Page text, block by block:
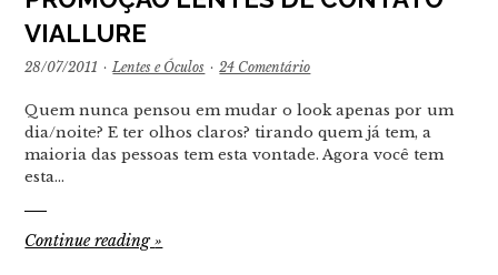
VIALLURE
28/07/2011 · Lentes e Óculos · 24 Comentário
Quem nunca pensou em mudar o look apenas por um
dia/noite? E ter olhos claros? tirando quem já tem, a
maioria das pessoas tem esta vontade. Agora você tem
esta…
Continue reading»